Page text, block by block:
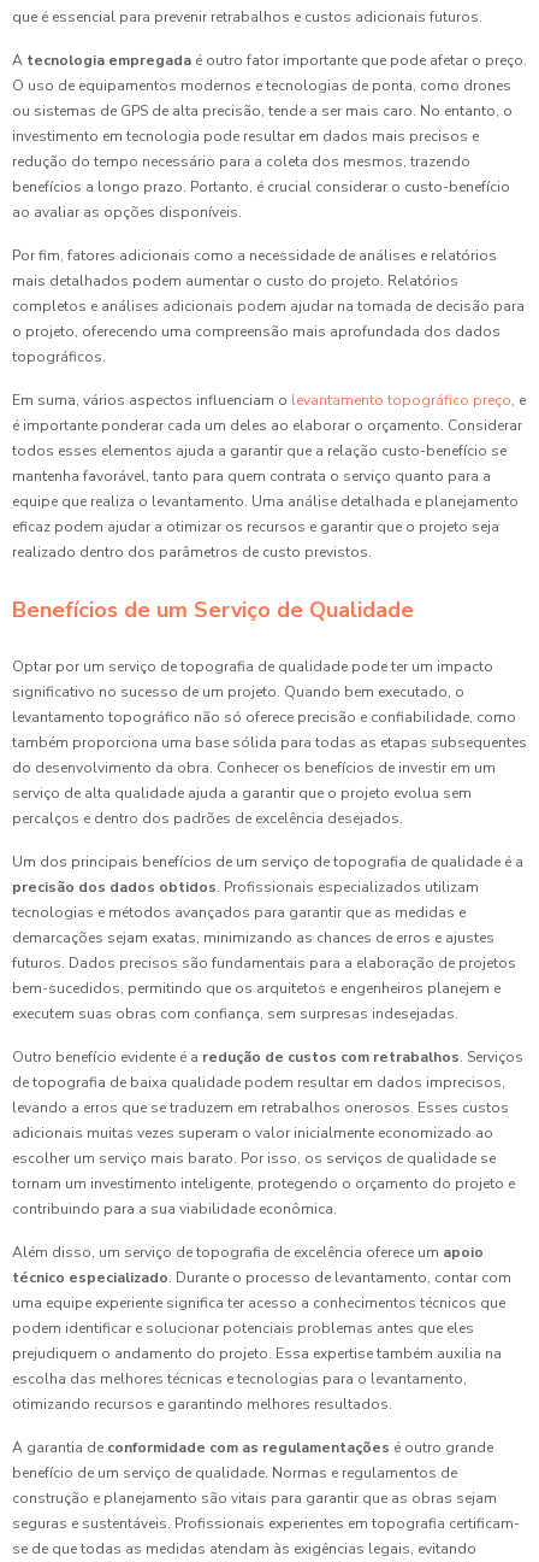
que é essencial para prevenir retrabalhos e custos adicionais futuros.
A tecnologia empregada é outro fator importante que pode afetar o preço.
O uso de equipamentos modernos e tecnologias de ponta, como drones
ou sistemas de GPS de alta precisão, tende a ser mais caro. No entanto, o
investimento em tecnologia pode resultar em dados mais precisos e
redução do tempo necessário para a coleta dos mesmos, trazendo
benefícios a longo prazo. Portanto, é crucial considerar o custo-benefício
ao avaliar as opções disponíveis.
Por fim, fatores adicionais como a necessidade de análises e relatórios
mais detalhados podem aumentar o custo do projeto. Relatórios
completos e análises adicionais podem ajudar na tomada de decisão para
o projeto, oferecendo uma compreensão mais aprofundada dos dados
topográficos.
Em suma, vários aspectos influenciam o levantamento topográfico preço, e
é importante ponderar cada um deles ao elaborar o orçamento. Considerar
todos esses elementos ajuda a garantir que a relação custo-benefício se
mantenha favorável, tanto para quem contrata o serviço quanto para a
equipe que realiza o levantamento. Uma análise detalhada e planejamento
eficaz podem ajudar a otimizar os recursos e garantir que o projeto seja
realizado dentro dos parâmetros de custo previstos.
Benefícios de um Serviço de Qualidade
Optar por um serviço de topografia de qualidade pode ter um impacto
significativo no sucesso de um projeto. Quando bem executado, o
levantamento topográfico não só oferece precisão e confiabilidade, como
também proporciona uma base sólida para todas as etapas subsequentes
do desenvolvimento da obra. Conhecer os benefícios de investir em um
serviço de alta qualidade ajuda a garantir que o projeto evolua sem
percalços e dentro dos padrões de excelência desejados.
Um dos principais benefícios de um serviço de topografia de qualidade é a
precisão dos dados obtidos. Profissionais especializados utilizam
tecnologias e métodos avançados para garantir que as medidas e
demarcações sejam exatas, minimizando as chances de erros e ajustes
futuros. Dados precisos são fundamentais para a elaboração de projetos
bem-sucedidos, permitindo que os arquitetos e engenheiros planejem e
executem suas obras com confiança, sem surpresas indesejadas.
Outro benefício evidente é a redução de custos com retrabalhos. Serviços
de topografia de baixa qualidade podem resultar em dados imprecisos,
levando a erros que se traduzem em retrabalhos onerosos. Esses custos
adicionais muitas vezes superam o valor inicialmente economizado ao
escolher um serviço mais barato. Por isso, os serviços de qualidade se
tornam um investimento inteligente, protegendo o orçamento do projeto e
contribuindo para a sua viabilidade econômica.
Além disso, um serviço de topografia de excelência oferece um apoio
técnico especializado. Durante o processo de levantamento, contar com
uma equipe experiente significa ter acesso a conhecimentos técnicos que
podem identificar e solucionar potenciais problemas antes que eles
prejudiquem o andamento do projeto. Essa expertise também auxilia na
escolha das melhores técnicas e tecnologias para o levantamento,
otimizando recursos e garantindo melhores resultados.
A garantia de conformidade com as regulamentações é outro grande
benefício de um serviço de qualidade. Normas e regulamentos de
construção e planejamento são vitais para garantir que as obras sejam
seguras e sustentáveis. Profissionais experientes em topografia certificam-
se de que todas as medidas atendam às exigências legais, evitando